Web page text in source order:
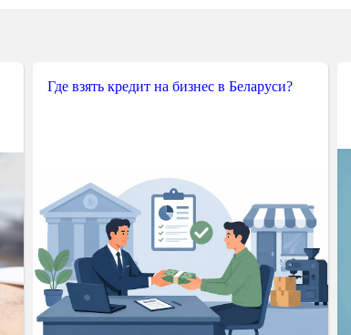
Где взять кредит на бизнес в Беларуси?